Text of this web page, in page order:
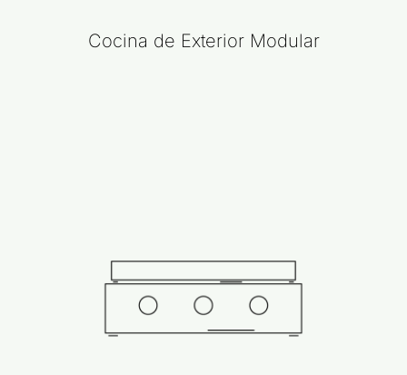
Cocina de Exterior Modular